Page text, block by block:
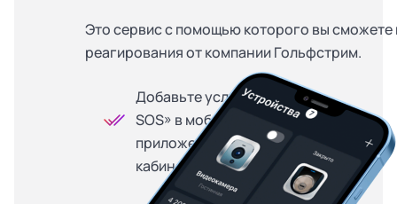
Это сервис с помощью которого вы сможете
реагирования от компании Гольфстрим.
Добавьте услугу «Кнопка
SOS» в мобильном
приложении или личном
кабинете